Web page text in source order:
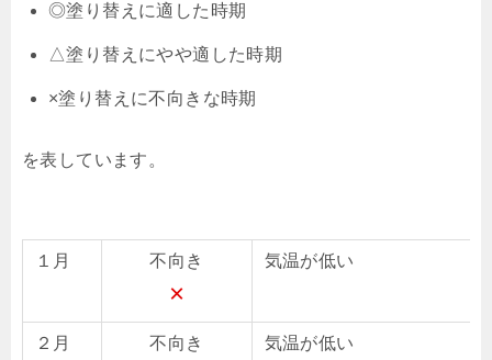
◎塗り替えに適した時期
△塗り替えにやや適した時期
×塗り替えに不向きな時期
を表しています。
１月 不向き
×
気温が低い
２月 不向き 気温が低い